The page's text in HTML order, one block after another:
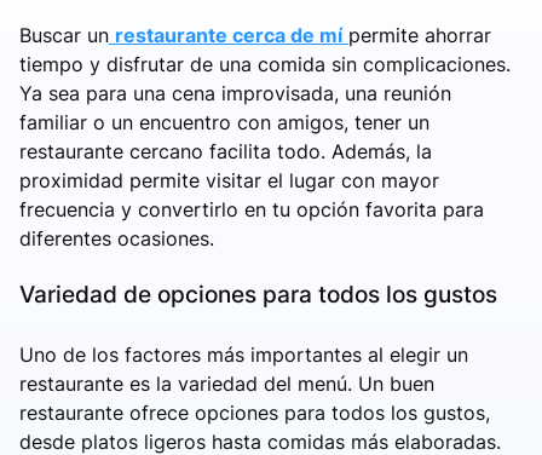
Buscar un restaurante cerca de mí permite ahorrar
tiempo y disfrutar de una comida sin complicaciones.
Ya sea para una cena improvisada, una reunión
familiar o un encuentro con amigos, tener un
restaurante cercano facilita todo. Además, la
proximidad permite visitar el lugar con mayor
frecuencia y convertirlo en tu opción favorita para
diferentes ocasiones.
Variedad de opciones para todos los gustos
Uno de los factores más importantes al elegir un
restaurante es la variedad del menú. Un buen
restaurante ofrece opciones para todos los gustos,
desde platos ligeros hasta comidas más elaboradas.